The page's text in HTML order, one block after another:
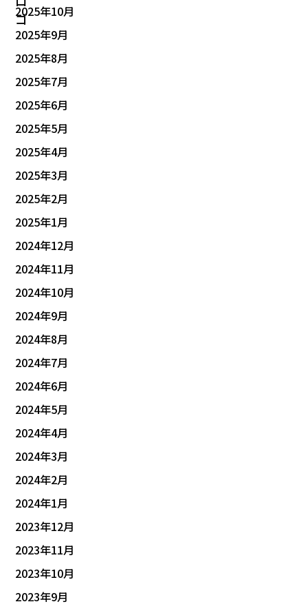
2025年10月
2025年9月
2025年8月
2025年7月
2025年6月
2025年5月
2025年4月
2025年3月
2025年2月
2025年1月
2024年12月
2024年11月
2024年10月
2024年9月
2024年8月
2024年7月
2024年6月
2024年5月
2024年4月
2024年3月
2024年2月
2024年1月
2023年12月
2023年11月
2023年10月
2023年9月